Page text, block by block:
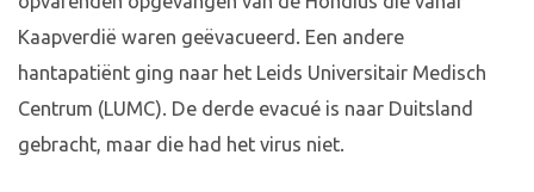
Kaapverdië waren geëvacueerd. Een andere
hantapatiënt ging naar het Leids Universitair Medisch
Centrum (LUMC). De derde evacué is naar Duitsland
gebracht, maar die had het virus niet.